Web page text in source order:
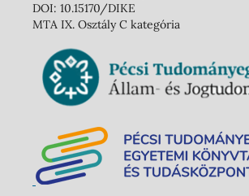
DOI: 10.15170/DIKE
MTA IX. Osztály C kategória